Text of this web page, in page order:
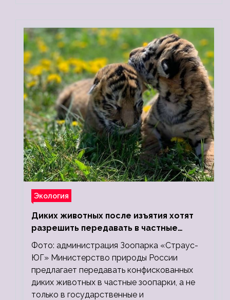
Экология
Диких животных после изъятия хотят
разрешить передавать в частные
зоопарки
Фото: администрация Зоопарка «Страус-
ЮГ» Министерство природы России
предлагает передавать конфискованных
диких животных в частные зоопарки, а не
только в государственные и